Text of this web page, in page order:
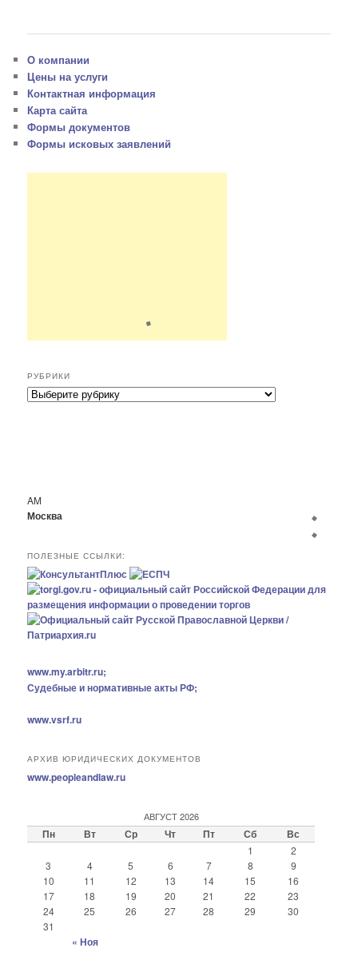
О компании
Цены на услуги
Контактная информация
Карта сайта
Формы документов
Формы исковых заявлений
РУБРИКИ
Р
AM
Москва
ПОЛЕЗНЫЕ ССЫЛКИ:
www.my.arbitr.ru;
Судебные и нормативные акты РФ;
www.vsrf.ru
АРХИВ ЮРИДИЧЕСКИХ ДОКУМЕНТОВ
www.peopleandlaw.ru
АВГУСТ 2026
Пн Вт Ср Чт Пт Сб Вс
1
2
3
4 5 6 7 8
9
10
11 12 13 14 15
16
17
18 19 20 21 22
23
24
25 26 27 28 29
30
31
« Ноя